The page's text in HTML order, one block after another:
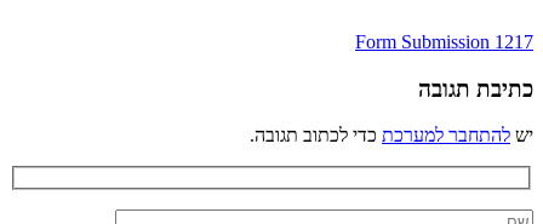
ניווט
Form Submission 1217
כתיבת תגובה
יש להתחבר למערכת כדי לכתוב תגובה.